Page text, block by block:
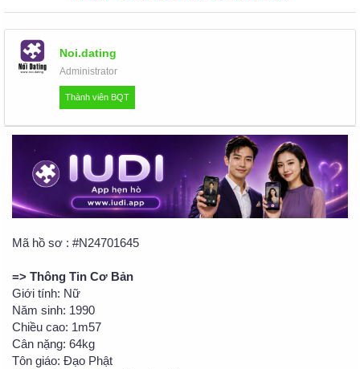
ầ
u
Noi.dating
Administrator
Thành viên BQT
Mã hồ sơ : #N24701645
=> Thông Tin Cơ Bản
Giới tính: Nữ
Năm sinh: 1990
Chiều cao: 1m57
Cân nặng: 64kg
Tôn giáo: Đạo Phật